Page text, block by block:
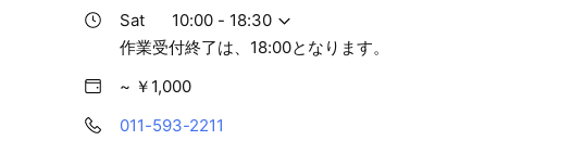
Sat
10:00 - 18:30
作業受付終了は、18:00となります。
~ ￥1,000
011-593-2211